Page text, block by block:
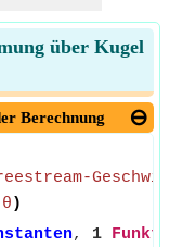
über Kugel
Berechnung
θ )
, 1